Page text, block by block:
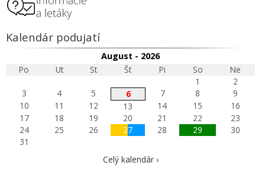
Kalendár podujatí
August - 2026
Po
Ut St Št Pi So
Ne
1
2
3
4 5 6 7 8
9
10
11 12 13 14 15
16
17
18 19 20 21 22
23
24
25 26 27 28 29
30
31
Celý kalendár ›